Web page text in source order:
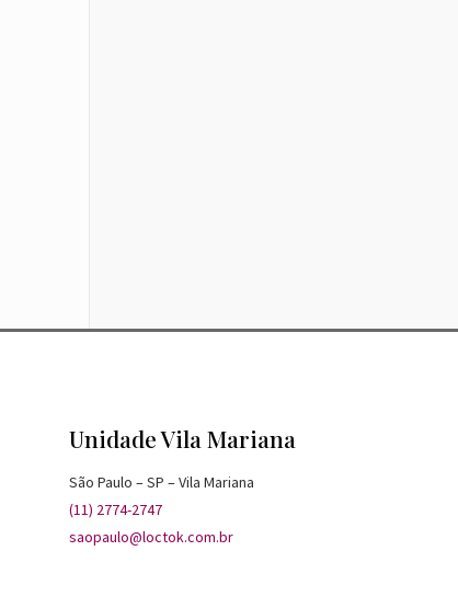
Unidade Vila Mariana
São Paulo – SP – Vila Mariana
(11) 2774-2747
saopaulo@loctok.com.br